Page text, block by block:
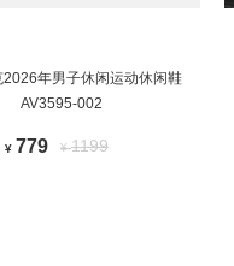
2026年男子休闲运动休闲鞋
AV3595-002
¥ 779 ¥1199